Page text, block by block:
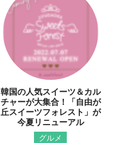
韓国の人気スイーツ＆カル
チャーが大集合！「自由が
丘スイーツフォレスト」が
今夏リニューアル
グルメ